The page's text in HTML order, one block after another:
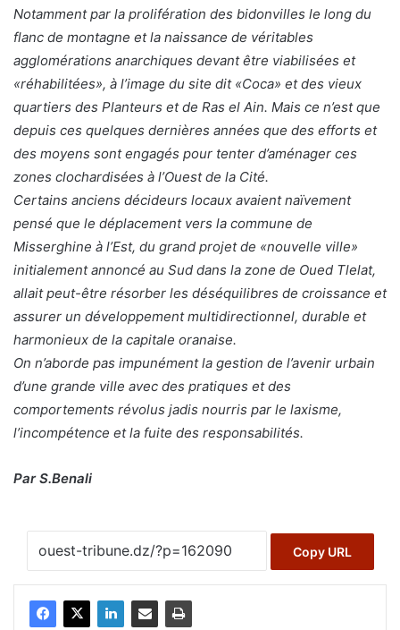
Notamment par la prolifération des bidonvilles le long du
flanc de montagne et la naissance de véritables
agglomérations anarchiques devant être viabilisées et
«réhabilitées», à l’image du site dit «Coca» et des vieux
quartiers des Planteurs et de Ras el Ain. Mais ce n’est que
depuis ces quelques dernières années que des efforts et
des moyens sont engagés pour tenter d’aménager ces
zones clochardisées à l’Ouest de la Cité.
Certains anciens décideurs locaux avaient naïvement
pensé que le déplacement vers la commune de
Misserghine à l’Est, du grand projet de «nouvelle ville»
initialement annoncé au Sud dans la zone de Oued Tlelat,
allait peut-être résorber les déséquilibres de croissance et
assurer un développement multidirectionnel, durable et
harmonieux de la capitale oranaise.
On n’aborde pas impunément la gestion de l’avenir urbain
d’une grande ville avec des pratiques et des
comportements révolus jadis nourris par le laxisme,
l’incompétence et la fuite des responsabilités.
Par S.Benali
Copy URL